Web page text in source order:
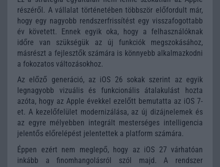
részéről. A vállalat történetében többször előfordult már,
hogy egy nagyobb rendszerfrissítést egy visszafogottabb
év követett. Ennek egyik oka, hogy a felhasználóknak
időre van szükségük az új funkciók megszokásához,
másrészt a fejlesztők számára is könnyebb alkalmazkodni
a fokozatos változásokhoz.
Az előző generáció, az iOS 26 sokak szerint az egyik
legnagyobb vizuális és funkcionális átalakulást hozta
azóta, hogy az Apple évekkel ezelőtt bemutatta az iOS 7-
et. A kezelőfelület modernizálása, az új dizájnelemek és
az egyre mélyebben integrált mesterséges intelligencia
jelentős előrelépést jelentettek a platform számára.
Éppen ezért nem meglepő, hogy az iOS 27 várhatóan
inkább a finomhangolásról szól majd. A rendszer